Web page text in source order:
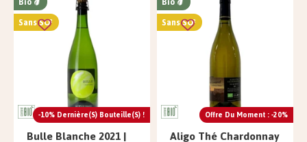
-10% Dernière(s) Bouteille(s) !
Sans SO²
Bulle Blanche 2021 |
Offre Du Moment : -20%
Sans SO²
Aligo Thé Chardonnay